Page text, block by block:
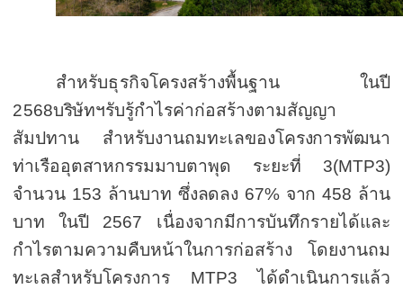
สำหรับธุรกิจโครงสร้างพื้นฐาน ในปี
2568บริษัทฯรับรู้กำไรค่าก่อสร้างตามสัญญา
สัมปทาน สำหรับงานถมทะเลของโครงการพัฒนา
ท่าเรืออุตสาหกรรมมาบตาพุด ระยะที่ 3(MTP3)
จำนวน 153 ล้านบาท ซึ่งลดลง 67% จาก458 ล้าน
บาท ในปี 2567 เนื่องจากมีการบันทึกรายได้และ
กำไรตามความคืบหน้าในการก่อสร้าง โดยงานถม
ทะเลสำหรับโครงการ MTP3 ได้ดำเนินการแล้ว